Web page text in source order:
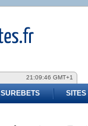
21:09:46 GMT+1
SUREBETS SITES